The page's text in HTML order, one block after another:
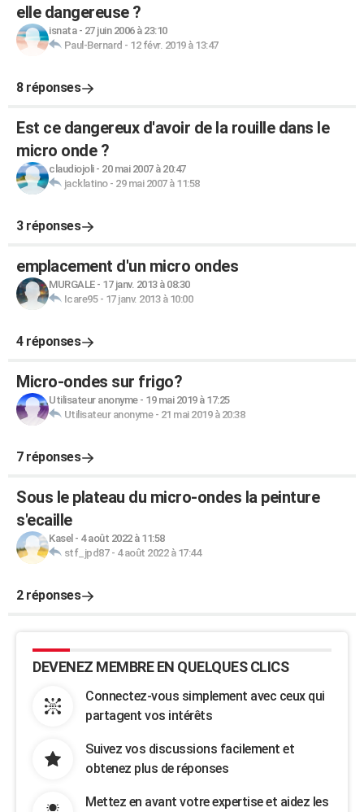
elle dangereuse ?
isnata- 27 juin 2006 à 23:10
Paul-Bernard - 12 févr. 2019 à 13:47
8 réponses
Est ce dangereux d'avoir de la rouille dans le
micro onde ?
claudiojoli- 20 mai 2007 à 20:47
jacklatino- 29 mai 2007 à 11:58
3 réponses
emplacement d'un micro ondes
MURGALE- 17 janv. 2013 à 08:30
Icare95- 17 janv. 2013 à 10:00
4 réponses
Micro-ondes sur frigo?
Utilisateur anonyme- 19 mai 2019 à 17:25
Utilisateur anonyme- 21 mai 2019 à 20:38
7 réponses
Sous le plateau du micro-ondes la peinture
s'ecaille
Kasel - 4 août 2022 à 11:58
stf_jpd87- 4 août 2022 à 17:44
2 réponses
DEVENEZ MEMBRE EN QUELQUES CLICS
Connectez-vous simplement avec ceux qui
partagent vos intérêts
Suivez vos discussions facilement et
obtenez plus de réponses
Mettez en avant votre expertise et aidez les